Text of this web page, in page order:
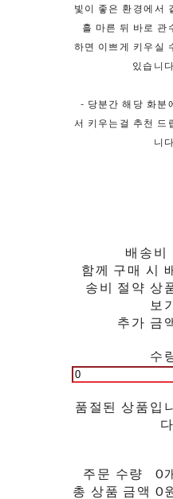
빛이 좋은 환경에서
흘 마른 뒤 바로 관
하면 이쁘게 키우실
있습니다.
- 당분간 해당 화분
서 키우는걸 추천 드
니다.
배송비
함께 구매 시
송비 절약 상
보
추가 금
수
품절된 상품입
다.
주문 수량
0
총 상품 금액 0